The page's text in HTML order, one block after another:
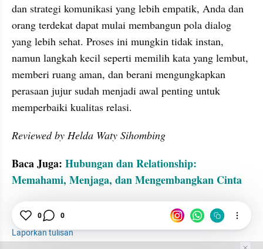
dan strategi komunikasi yang lebih empatik, Anda dan
orang terdekat dapat mulai membangun pola dialog
yang lebih sehat. Proses ini mungkin tidak instan,
namun langkah kecil seperti memilih kata yang lembut,
memberi ruang aman, dan berani mengungkapkan
perasaan jujur sudah menjadi awal penting untuk
memperbaiki kualitas relasi.
Reviewed by Helda Waty Sihombing
Baca Juga: Hubungan dan Relationship:
Memahami, Menjaga, dan Mengembangkan Cinta
Psikologi Emosional
Komunikasi
Laporkan tulisan
0 0